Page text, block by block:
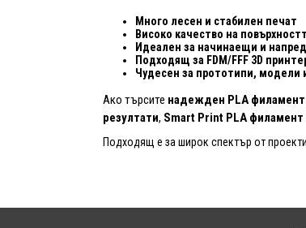
Много лесен и стабилен печат
Високо качество на
Идеален за начинаещи и
Подходящ за FDM/FFF 3D
Чудесен за прототипи, модели
Ако търсите надежден PLA филамент
резултати, Smart Print PLA филамент
Подходящ е за широк спектър от